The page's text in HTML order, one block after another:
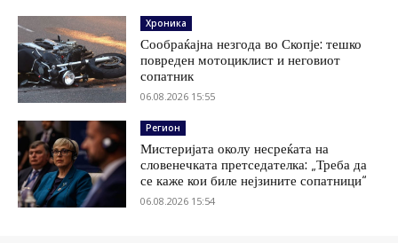
Хроника
Сообраќајна незгода во Скопје: тешко
повреден мотоциклист и неговиот
сопатник
06.08.2026 15:55
Регион
Мистеријата околу несреќата на
словенечката претседателка: „Треба да
се каже кои биле нејзините сопатници“
06.08.2026 15:54